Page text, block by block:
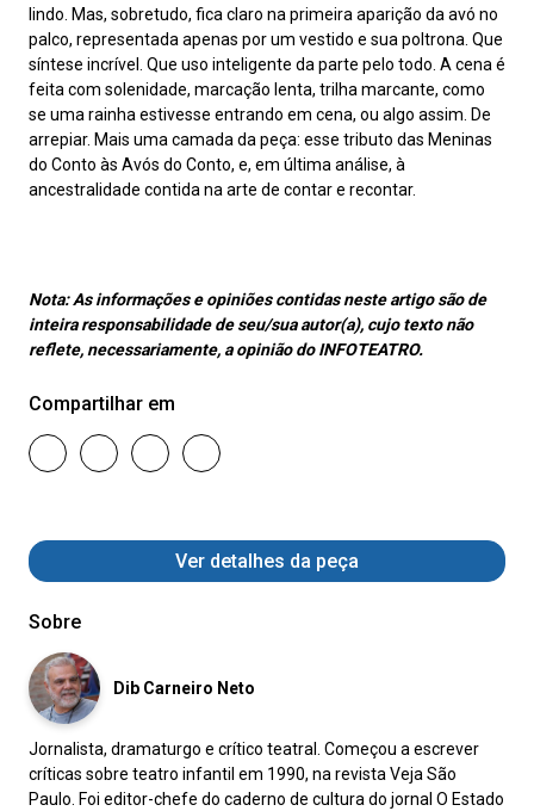
lindo. Mas, sobretudo, fica claro na primeira aparição da avó no
palco, representada apenas por um vestido e sua poltrona. Que
síntese incrível. Que uso inteligente da parte pelo todo. A cena é
feita com solenidade, marcação lenta, trilha marcante, como
se uma rainha estivesse entrando em cena, ou algo assim. De
arrepiar. Mais uma camada da peça: esse tributo das Meninas
do Conto às Avós do Conto, e, em última análise, à
ancestralidade contida na arte de contar e recontar.
Nota:As informações e opiniões contidas neste artigo são de
inteira responsabilidade de seu/sua autor(a), cujo texto não
reflete, necessariamente, a opinião do INFOTEATRO.
Compartilhar em
Ver detalhes da peça
Sobre
Dib Carneiro Neto
Jornalista, dramaturgo e crítico teatral. Começou a escrever
críticas sobre teatro infantil em 1990, na revista Veja São
Paulo. Foi editor-chefe do caderno de cultura do jornal O Estado